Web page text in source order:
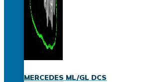
MERCEDES ML/GL DCS